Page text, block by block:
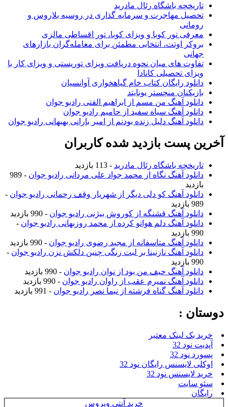
تاریخچه باشگاه رئال مادرید
تحصیل مهاجرت و سرمایه گذاری در روسیه بلاروس و
رومانی
معرفی تور کوبا و ویزای کوبا، تور اقساطی مالزی
بروکر اوتت، انتخابی مطمئن برای معامله‌گران بازارهای
جهانی
تفاوت های میان نحوه دریافت ویزای توریستی و ویزای کار با
ویزای تحصیلی کانادا
دانلود رایگان کتاب خام گیاهخواری آوانسیان
بازیکنان منچستر یونایتد
دانلود آهنگ من مسم از ابراهیم الفتی رادیو جوان
دانلود آهنگ سیاه سفید از حامیم رادیو جوان
دانلود آهنگ دلیل زنده بودنم از امیر بارانی بهبهانی رادیو جوان
آخرین پست بازدید شده کاربران
تاریخچه باشگاه رئال مادرید - 113 بازدید
دانلود آهنگ نگاه از محمد جواد علی مردانی رادیو جوان
- 989
بازدید
دانلود آهنگ کو دلی دیگر از شهریار وقف رحمانی رادیو جوان -
989 بازدید
دانلود آهنگ قشنگه از کوروش بیژنی رادیو جوان - 990 بازدید
دانلود آهنگ دلم هواتو کرده از محمد روزبهانی رادیو جوان -
990 بازدید
دانلود آهنگ متاسفانه از مجید رضوی رادیو جوان - 990 بازدید
دانلود آهنگ نازنینا بر لبت رنگی چنین دلکش نزن رادیو جوان -
990 بازدید
دانلود آهنگ حیف من بود از نوان رادیو جوان - 990 بازدید
دانلود آهنگ نمیرم عقب از راوان رادیو جوان - 990 بازدید
دانلود آهنگ گناه فرشته از نیما نصر رادیو جوان - 991 بازدید
دوستان :
خرید بک لینک معتبر
آپدیت نود 32
پسورد نود 32
اوکلی لایسنس رایگان نود 32
خرید لایسنس نود 32
سئو سایت
رایگان
خرید آنتی ویروس